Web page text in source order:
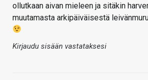
ollutkaan aivan mieleen ja sitäkin
muutamasta arkipäiväisestä
Kirjaudu sisään vastataksesi